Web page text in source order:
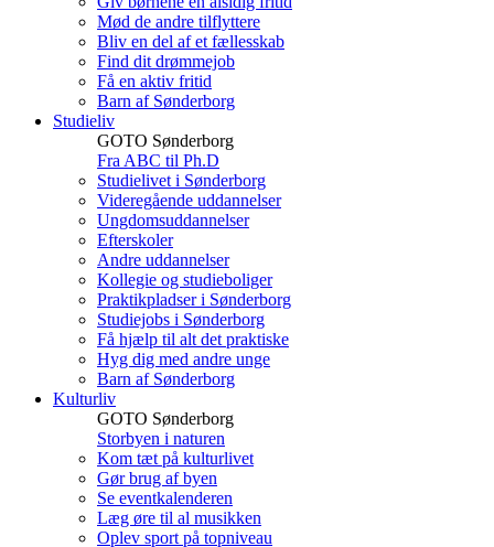
Mød de andre tilflyttere
Bliv en del af et fællesskab
Find dit drømmejob
Få en aktiv fritid
Barn af Sønderborg
Studieliv
GOTO Sønderborg
Fra ABC til Ph.D
Studielivet i Sønderborg
Videregående uddannelser
Ungdomsuddannelser
Efterskoler
Andre uddannelser
Kollegie og studieboliger
Praktikpladser i Sønderborg
Studiejobs i Sønderborg
Få hjælp til alt det praktiske
Hyg dig med andre unge
Barn af Sønderborg
Kulturliv
GOTO Sønderborg
Storbyen i naturen
Kom tæt på kulturlivet
Gør brug af byen
Se eventkalenderen
Læg øre til al musikken
Oplev sport på topniveau